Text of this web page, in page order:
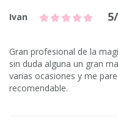
Ivan
Gran profesional de la
sin duda alguna un gran
varias ocasiones y me
recomendable.